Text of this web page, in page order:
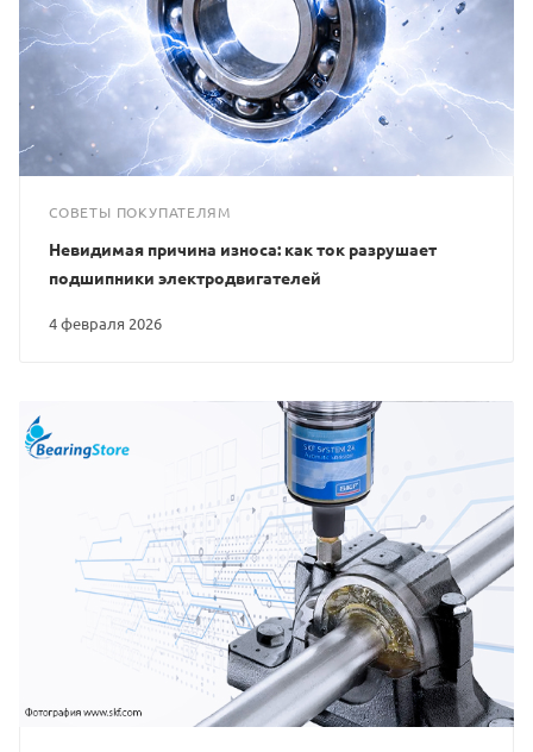
СОВЕТЫ ПОКУПАТЕЛЯМ
4 февраля 2026
Невидимая причина износа: как ток разрушает
подшипники электродвигателей